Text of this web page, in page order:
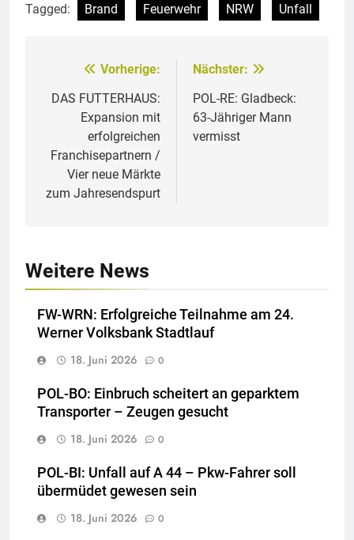
Tagged: Brand Feuerwehr NRW Unfall
Beitragsnavigation
Vorherige:
DAS FUTTERHAUS:
Expansion mit
erfolgreichen
Franchisepartnern /
Vier neue Märkte
zum Jahresendspurt
Nächster:
POL-RE: Gladbeck:
63-Jähriger Mann
vermisst
Weitere News
FW-WRN: Erfolgreiche Teilnahme am 24.
Werner Volksbank Stadtlauf
18. Juni 2026
0
POL-BO: Einbruch scheitert an geparktem
Transporter – Zeugen gesucht
18. Juni 2026
0
POL-BI: Unfall auf A 44 – Pkw-Fahrer soll
übermüdet gewesen sein
18. Juni 2026
0